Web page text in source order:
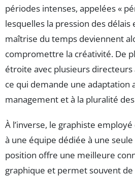
périodes intenses, appelées «
lesquelles la pression des
maîtrise du temps deviennent
compromettre la créativité. De
étroite avec plusieurs
ce qui demande une adaptation
management et à la pluralité
À l’inverse, le graphiste
à une équipe dédiée à une
position offre une meilleure
graphique et permet souvent